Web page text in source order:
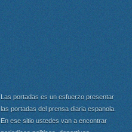
Las portadas es un esfuerzo presentar
las portadas del prensa diaria espanola.
En ese sitio ustedes van a encontrar